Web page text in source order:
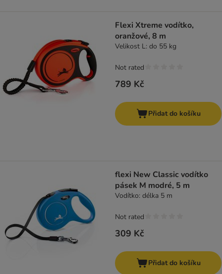
Flexi Xtreme vodítko,
oranžové, 8 m
Velikost L: do 55 kg
789 Kč
Not rated
Přidat do košíku
flexi New Classic vodítko
pásek M modré, 5 m
Vodítko: délka 5 m
309 Kč
Not rated
Přidat do košíku